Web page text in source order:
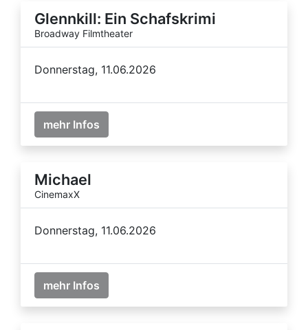
Glennkill: Ein Schafskrimi
Broadway Filmtheater
Donnerstag, 11.06.2026
mehr Infos
Michael
CinemaxX
Donnerstag, 11.06.2026
mehr Infos